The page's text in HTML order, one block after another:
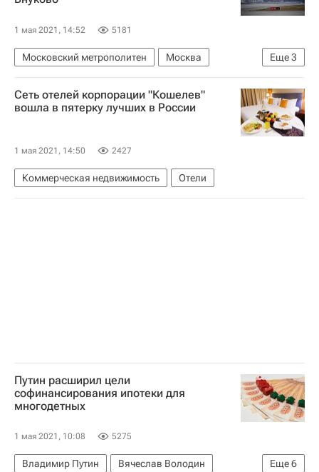
1 мая 2021, 14:52 5181
Еще3
Московский метрополитен
Москва
Андрей Бочкарев
Недвижимость
Инфраструктура
Сеть отелей корпорации "Кошелев"
вошла в пятерку лучших в России
1 мая 2021, 14:50 2427
Коммерческая недвижимость Отели
Путин расширил цели
софинансирования ипотеки для
многодетных
1 мая 2021, 10:08 5275
Еще6
Владимир Путин
Вячеслав Володин